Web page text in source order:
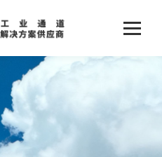
+